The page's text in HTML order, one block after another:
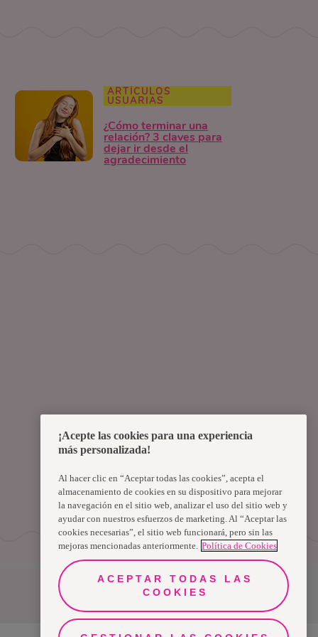
ARTÍCULOS
USUARIAS
¿Cómo terminar una
relación? 3 claves para
dejar ir desde el
agradecimiento
Uruguay
¡Acepte las cookies para una experiencia
más personalizada!
Al hacer clic en “Aceptar todas las cookies”, acepta el
almacenamiento de cookies en su dispositivo para mejorar
la navegación en el sitio web, analizar el uso del sitio web y
ayudar con nuestros esfuerzos de marketing. Al “Aceptar las
cookies necesarias”, el sitio web funcionará, pero sin las
mejoras mencionadas anteriormente. Política de Cookies
ACEPTAR TODAS LAS
COOKIES